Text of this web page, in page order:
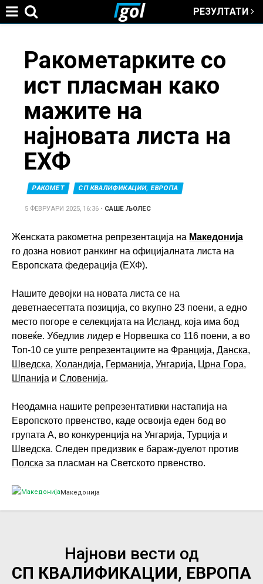
РЕЗУЛТАТИ
here
Ракометарките со
ист пласман како
мажите на
најновата листа на
ЕХФ
РАКОМЕТ СП КВАЛИФИКАЦИИ, ЕВРОПА
5 ФЕВРУАРИ 2025, 16:36 • САШЕ ЉОЛЕС
Женската ракометна репрезентација на Македонија
го дозна новиот ранкинг на официјалната листа на
Европската федерација (ЕХФ).
Нашите девојки на новата листа се на
деветнаесеттата позиција, со вкупно 23 поени, а едно
место погоре е селекцијата на Исланд, која има бод
повеќе. Убедлив лидер е Норвешка со 116 поени, а во
Топ-10 се уште репрезентациите на Франција, Данска,
Шведска, Холандија, Германија, Унгарија, Црна Гора,
Шпанија и Словенија.
Неодамна нашите репрезентативки настапија на
Европското првенство, каде освоија еден бод во
групата А, во конкуренција на Унгарија, Турција и
Шведска. Следен предизвик е бараж-дуелот против
Полска за пласман на Светското првенство.
Македонија
Најнови вести од
СП КВАЛИФИКАЦИИ, ЕВРОПА